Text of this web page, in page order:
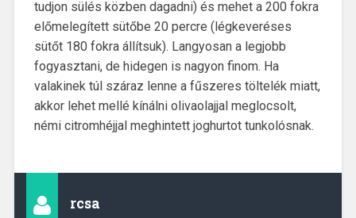
tudjon sülés közben dagadni) és mehet a 200 fokra
előmelegített sütőbe 20 percre (légkeveréses
sütőt 180 fokra állítsuk). Langyosan a legjobb
fogyasztani, de hidegen is nagyon finom. Ha
valakinek túl száraz lenne a fűszeres töltelék miatt,
akkor lehet mellé kínálni olivaolajjal meglocsolt,
némi citromhéjjal meghintett joghurtot tunkolósnak.
rcsa